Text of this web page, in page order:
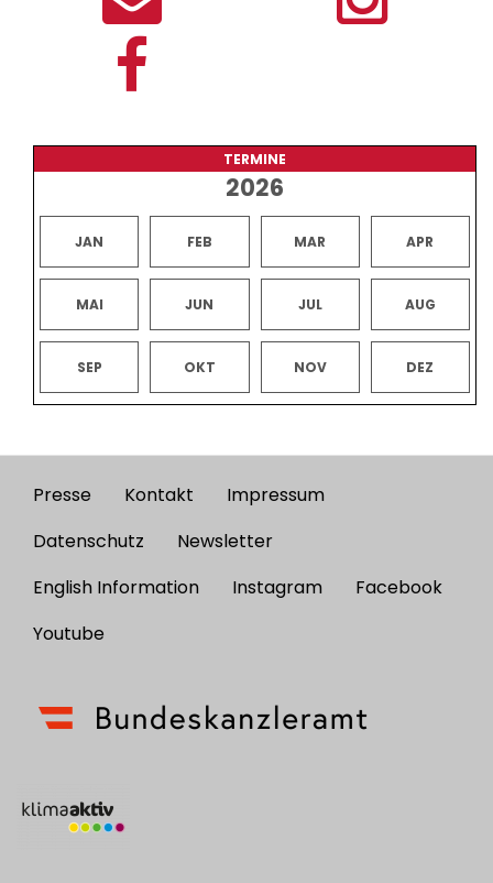
TERMINE
2026
JAN FEB MAR APR
MAI JUN JUL AUG
SEP OKT NOV DEZ
Footer
menu
Presse Kontakt
Impressum
Datenschutz
Newsletter
English Information
Instagram
Facebook
Youtube